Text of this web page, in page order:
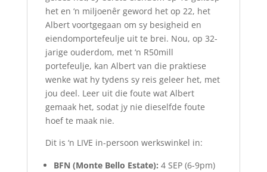
het en ‘n miljoenêr geword het op 22, het
Albert voortgegaan om sy besigheid en
eiendomportefeulje uit te brei. Nou, op 32-
jarige ouderdom, met ‘n R50mill
portefeulje, kan Albert van die praktiese
wenke wat hy tydens sy reis geleer het, met
jou deel. Leer uit die foute wat Albert
gemaak het, sodat jy nie dieselfde foute
hoef te maak nie.
Dit is ‘n LIVE in-persoon werkswinkel in:
BFN (Monte Bello Estate): 4 SEP (6-9pm)